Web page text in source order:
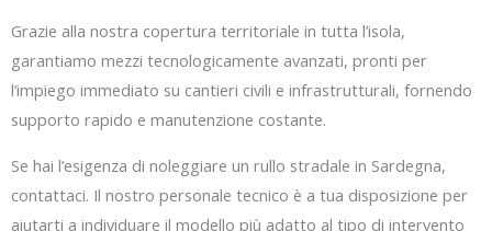
Grazie alla nostra copertura territoriale in tutta l’isola,
garantiamo mezzi tecnologicamente avanzati, pronti per
l’impiego immediato su cantieri civili e infrastrutturali, fornendo
supporto rapido e manutenzione costante.
Se hai l’esigenza di noleggiare un rullo stradale in Sardegna,
contattaci. Il nostro personale tecnico è a tua disposizione per
aiutarti a individuare il modello più adatto al tipo di intervento